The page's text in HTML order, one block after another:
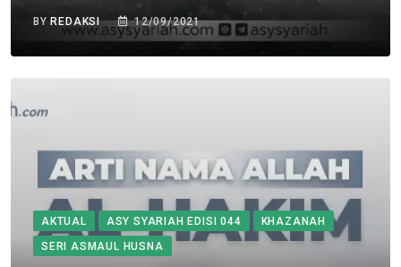
BY REDAKSI 12/09/2021
AKTUAL ASY SYARIAH EDISI 044
KHAZANAH
SERI ASMAUL HUSNA